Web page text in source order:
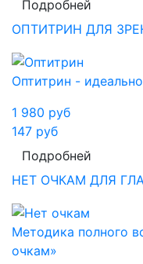
Подробней
ОПТИТРИН ДЛЯ
Оптитрин -
1 980 руб
147 руб
Подробней
НЕТ ОЧКАМ ДЛЯ
Методика полного
очкам»